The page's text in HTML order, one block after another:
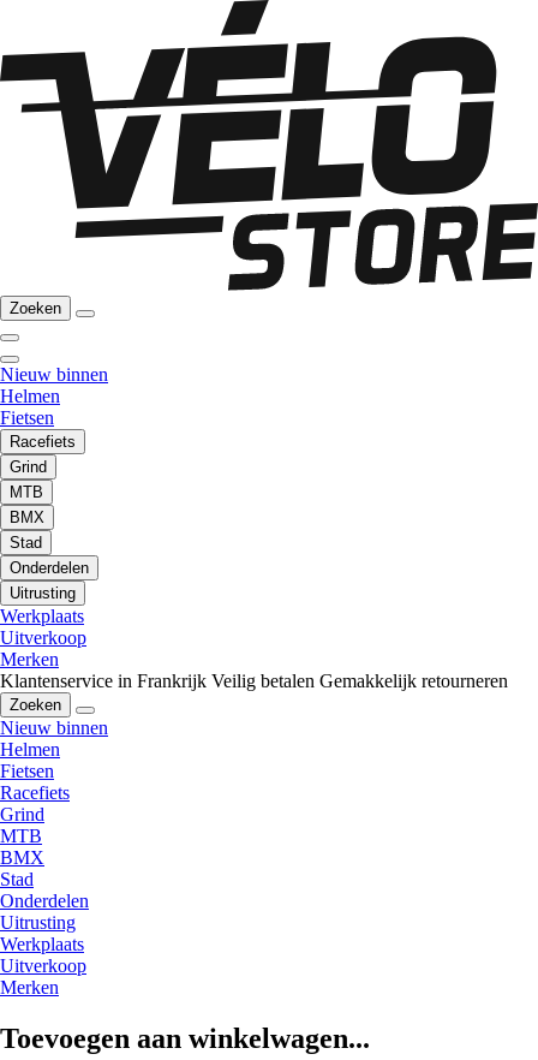
Zoeken
Nieuw binnen
Helmen
Fietsen
Racefiets
Grind
MTB
BMX
Stad
Onderdelen
Uitrusting
Werkplaats
Uitverkoop
Merken
Klantenservice in Frankrijk Veilig betalen Gemakkelijk retourneren
Zoeken
Nieuw binnen
Helmen
Fietsen
Racefiets
Grind
MTB
BMX
Stad
Onderdelen
Uitrusting
Werkplaats
Uitverkoop
Merken
Toevoegen aan winkelwagen...